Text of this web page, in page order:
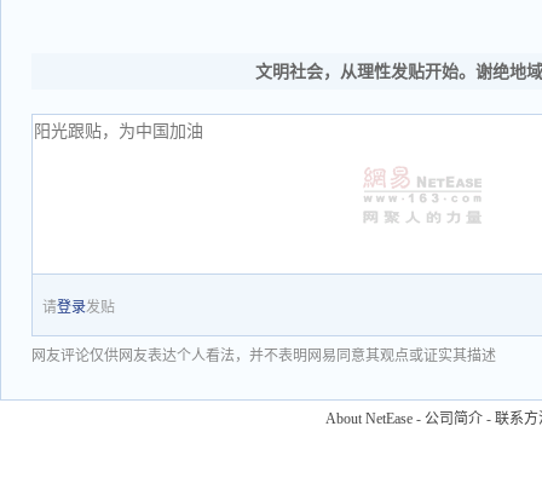
文明社会，从理性发贴开始。谢绝地
请登录发贴
网友评论仅供网友表达个人看法，并不表明网易同意其观点或证实其描述
About NetEase - 公司简介 - 联系方